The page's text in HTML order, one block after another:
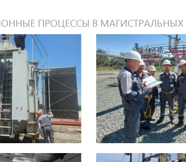
ПРОЦЕССЫ В МАГИСТРАЛЬНЫХ